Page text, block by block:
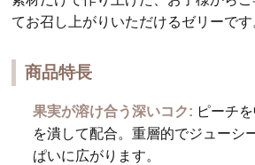
てお召し上がりいただけるゼリーです
商品特長
果実が溶け合う深いコク: ピーチ
を潰して配合。重層的でジューシ
ぱいに広がります。